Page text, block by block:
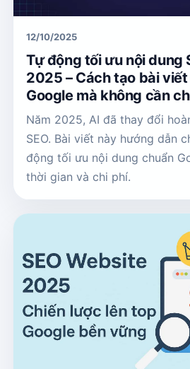
12/10/2025
Tự động tối ưu nội dung
2025 – Cách tạo bài
Google mà không cần
Năm 2025, AI đã thay đổi
SEO. Bài viết này hướng dẫn
động tối ưu nội dung chuẩn
thời gian và chi phí.